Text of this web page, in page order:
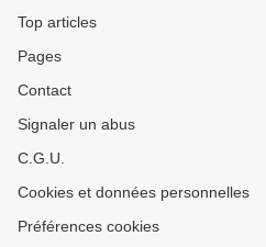
Top articles
Pages
Contact
Signaler un abus
C.G.U.
Cookies et données personnelles
Préférences cookies